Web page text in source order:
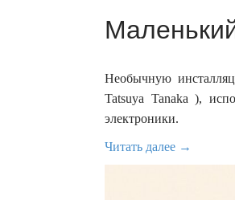
Необычную
Tatsuya Tanaka ),
электроники.
Читать далее →